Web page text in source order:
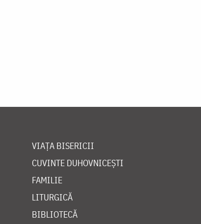
VIAȚA BISERICII
CUVINTE DUHOVNICEȘTI
FAMILIE
LITURGICĂ
BIBLIOTECĂ